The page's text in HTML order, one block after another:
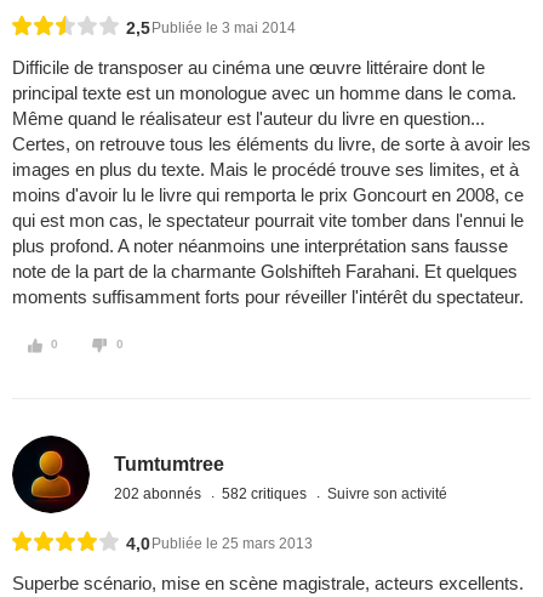
2,5 Publiée le 3 mai 2014
Difficile de transposer au cinéma une œuvre littéraire dont le
principal texte est un monologue avec un homme dans le coma.
Même quand le réalisateur est l'auteur du livre en question...
Certes, on retrouve tous les éléments du livre, de sorte à avoir les
images en plus du texte. Mais le procédé trouve ses limites, et à
moins d'avoir lu le livre qui remporta le prix Goncourt en 2008, ce
qui est mon cas, le spectateur pourrait vite tomber dans l'ennui le
plus profond. A noter néanmoins une interprétation sans fausse
note de la part de la charmante Golshifteh Farahani. Et quelques
moments suffisamment forts pour réveiller l'intérêt du spectateur.
0 0
Tumtumtree
202 abonnés 582 critiques Suivre son activité
4,0 Publiée le 25 mars 2013
Superbe scénario, mise en scène magistrale, acteurs excellents.